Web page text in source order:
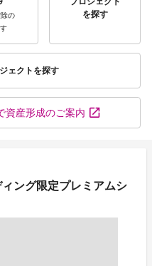
の
を探す
ェクトを探す
資産形成のご案内
ング限定プレミアムシ